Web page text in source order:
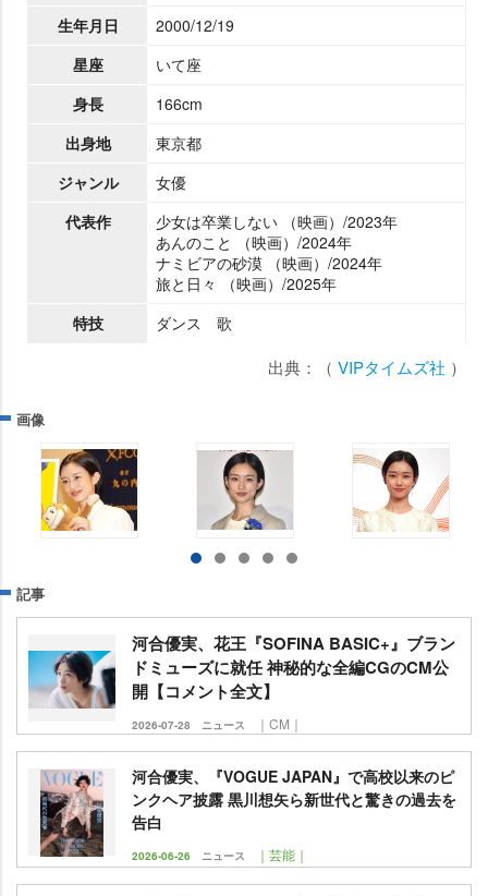
生年月日
2000/12/19
星座
いて座
身長
166cm
出身地
東京都
ジャンル
女優
代表作
少女は卒業しない （映画）/2023年
あんのこと （映画）/2024年
ナミビアの砂漠 （映画）/2024年
旅と日々 （映画）/2025年
特技
ダンス 歌
出典：（ VIPタイムズ社 ）
画像
記事
河合優実、花王『SOFINA BASIC+』ブラン
ドミューズに就任 神秘的な全編CGのCM公
開【コメント全文】
2026-07-28 ニュース ｜CM｜
河合優実、『VOGUE JAPAN』で高校以来のピ
ンクヘア披露 黒川想矢ら新世代と驚きの過去を
告白
2026-06-26 ニュース ｜芸能｜